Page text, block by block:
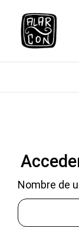
contenido
Nombre de